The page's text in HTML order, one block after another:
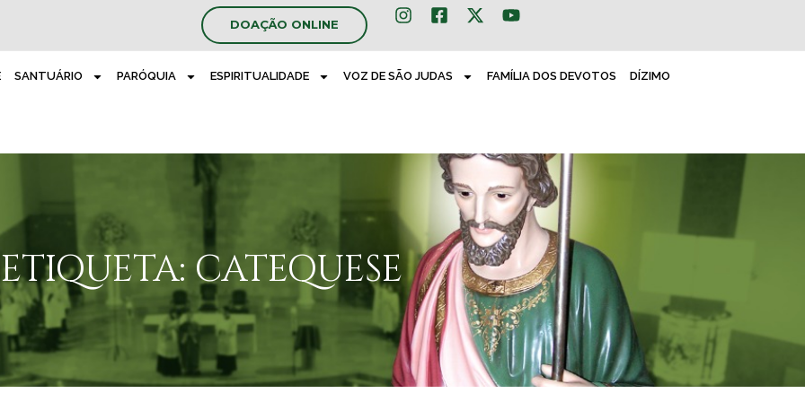
DOAÇÃO ONLINE
SANTUÁRIO PARÓQUIA ESPIRITUALIDADE VOZ DE SÃO JUDAS FAMÍLIA DOS DEVOTOS DÍZIMO
ETIQUETA: CATEQUESE